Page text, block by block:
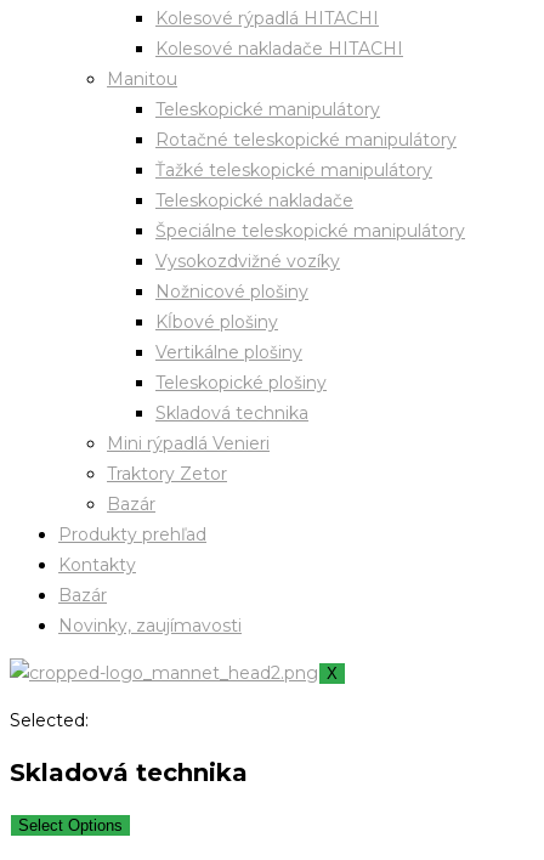
Kolesové rýpadlá HITACHI
Kolesové nakladače HITACHI
Manitou
Teleskopické manipulátory
Rotačné teleskopické manipulátory
Ťažké teleskopické manipulátory
Teleskopické nakladače
Špeciálne teleskopické manipulátory
Vysokozdvižné vozíky
Nožnicové plošiny
Kĺbové plošiny
Vertikálne plošiny
Teleskopické plošiny
Skladová technika
Mini rýpadlá Venieri
Traktory Zetor
Bazár
Produkty prehľad
Kontakty
Bazár
Novinky, zaujímavosti
X
Selected:
Skladová technika
Select Options